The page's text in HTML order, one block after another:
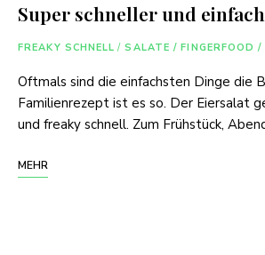
Super schneller und
FREAKY SCHNELL / SALATE / FINGERFOOD /
Oftmals sind die einfachsten Dinge die
Familienrezept ist es so. Der Eiersalat
und freaky schnell. Zum Frühstück,
MEHR